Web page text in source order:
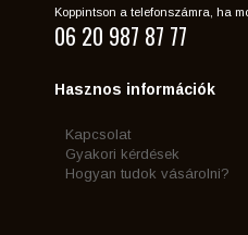
Koppintson a telefonszámra, ha
06 20 987 87 77
Hasznos információk
Kapcsolat
Gyakori kérdések
Hogyan tudok vásárolni?